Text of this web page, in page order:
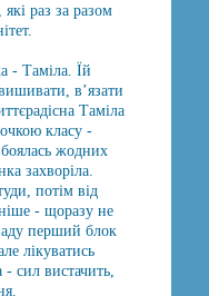
раз за разом
- Таміла. Їй
в’язати
Таміла
класу -
жодних
захворіла.
потім від
- щоразу не
перший блок
лікуватись
сил вистачить,